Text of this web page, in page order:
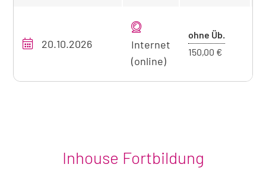
unseres
zum
20.10.2026
Internet
(online)
ohne Üb.
150,00 €
Inhouse Fortbildung